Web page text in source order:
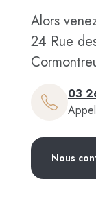
Alors
24 Rue
03
Nous